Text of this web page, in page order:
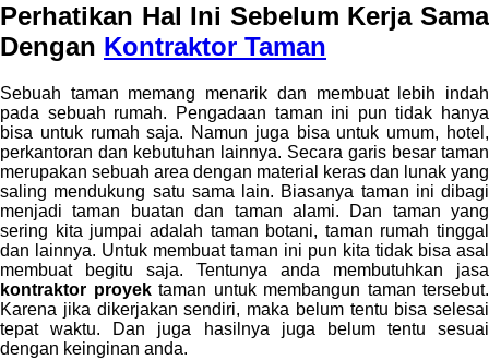
Perhatikan Hal Ini Sebelum Kerja Sama
Dengan Kontraktor Taman
Sebuah taman memang menarik dan membuat lebih indah
pada sebuah rumah. Pengadaan taman ini pun tidak hanya
bisa untuk rumah saja. Namun juga bisa untuk umum, hotel,
perkantoran dan kebutuhan lainnya. Secara garis besar taman
merupakan sebuah area dengan material keras dan lunak yang
saling mendukung satu sama lain. Biasanya taman ini dibagi
menjadi taman buatan dan taman alami. Dan taman yang
sering kita jumpai adalah taman botani, taman rumah tinggal
dan lainnya. Untuk membuat taman ini pun kita tidak bisa asal
membuat begitu saja. Tentunya anda membutuhkan jasa
kontraktor proyektaman untuk membangun taman tersebut.
Karena jika dikerjakan sendiri, maka belum tentu bisa selesai
tepat waktu. Dan juga hasilnya juga belum tentu sesuai
dengan keinginan anda.